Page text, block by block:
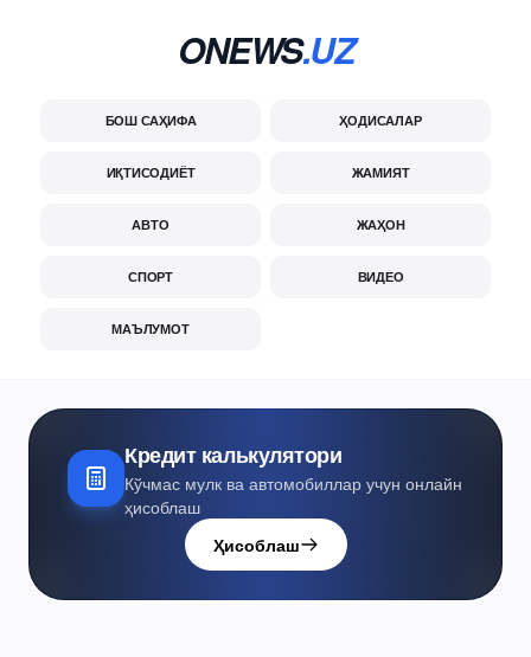
ONEWS.UZ
БОШ САҲИФА ҲОДИСАЛАР
ИҚТИСОДИЁТ ЖАМИЯТ
АВТО ЖАҲОН
СПОРТ ВИДЕО
МАЪЛУМОТ
Кредит калькулятори
Кўчмас мулк ва автомобиллар учун онлайн
ҳисоблаш
Ҳисоблаш